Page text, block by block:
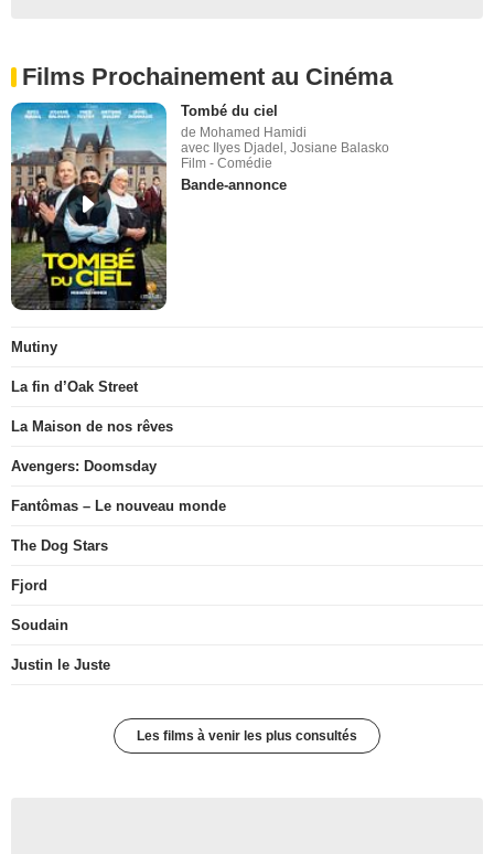
Films Prochainement au Cinéma
Tombé du ciel
de Mohamed Hamidi
avec Ilyes Djadel, Josiane Balasko
Film - Comédie
Bande-annonce
Mutiny
La fin d’Oak Street
La Maison de nos rêves
Avengers: Doomsday
Fantômas – Le nouveau monde
The Dog Stars
Fjord
Soudain
Justin le Juste
Les films à venir les plus consultés